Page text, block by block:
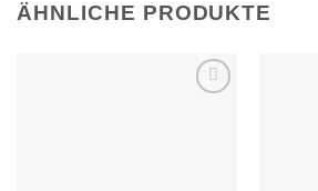
ÄHNLICHE PRODUKTE